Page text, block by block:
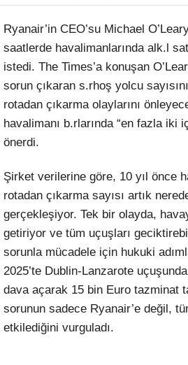
Ryanair’in CEO’su Michael
saatlerde havalimanlarında alk.l
istedi. The Times’a konuşan
sorun çıkaran s.rhoş yolcu
rotadan çıkarma olaylarını
havalimanı b.rlarında “en fazla iki
önerdi.
Şirket verilerine göre, 10 yıl önce
rotadan çıkarma sayısı artık
gerçekleşiyor. Tek bir olayda,
getiriyor ve tüm uçuşları
sorunla mücadele için hukuki
2025’te Dublin-Lanzarote
dava açarak 15 bin Euro tazminat
sorunun sadece Ryanair’e değil,
etkilediğini vurguladı.